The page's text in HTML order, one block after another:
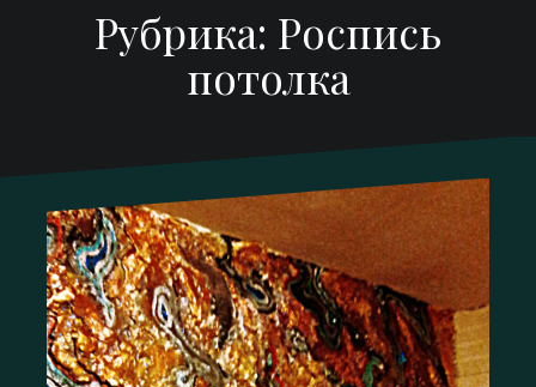
Рубрика: Роспись
потолка